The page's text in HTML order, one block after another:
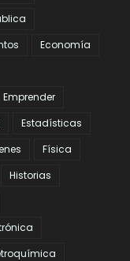
Economía
Emprender
Estadísticas
Física
Historias